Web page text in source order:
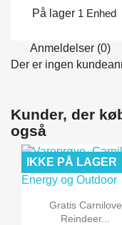
På lager 1 Enhed
Anmeldelser (0)
Der er ingen
Kunder, der
også
 Vis her
Gratis Carnilove
Reindeer...
IKKE PÅ LAGER